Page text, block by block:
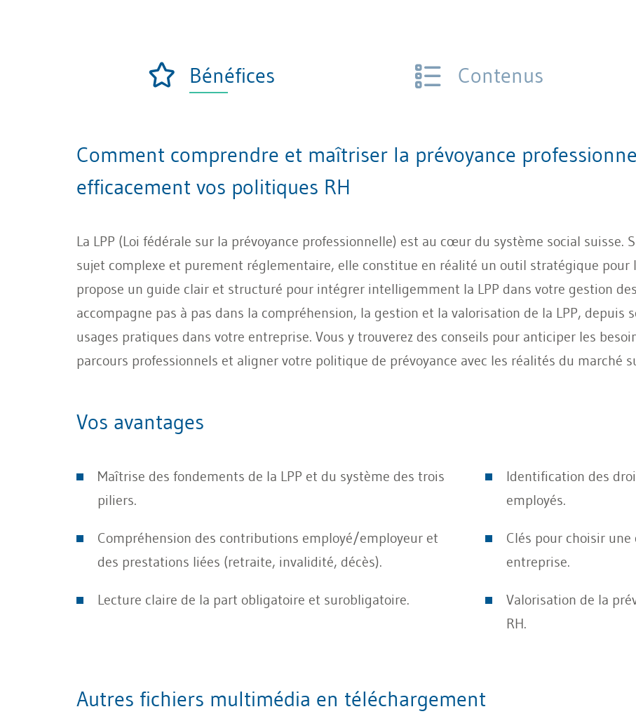
Bénéfices Contenus
Comment comprendre et maîtriser la prévoyance
efficacement vos politiques RH
La LPP (Loi fédérale sur la prévoyance professionnelle) est au cœur du système social suisse.
sujet complexe et purement réglementaire, elle constitue en réalité un outil stratégique pour
propose un guide clair et structuré pour intégrer intelligemment la LPP dans votre gestion
accompagne pas à pas dans la compréhension, la gestion et la valorisation de la LPP, depuis
usages pratiques dans votre entreprise. Vous y trouverez des conseils pour anticiper les
parcours professionnels et aligner votre politique de prévoyance avec les réalités du marché
Vos avantages
Maîtrise des fondements de la LPP et du système des trois
piliers.
Compréhension des contributions employé/employeur et
des prestations liées (retraite, invalidité, décès).
Lecture claire de la part obligatoire et surobligatoire.
Identification des
employés.
Clés pour choisir
entreprise.
Valorisation de la
RH.
Autres fichiers multimédia en téléchargement